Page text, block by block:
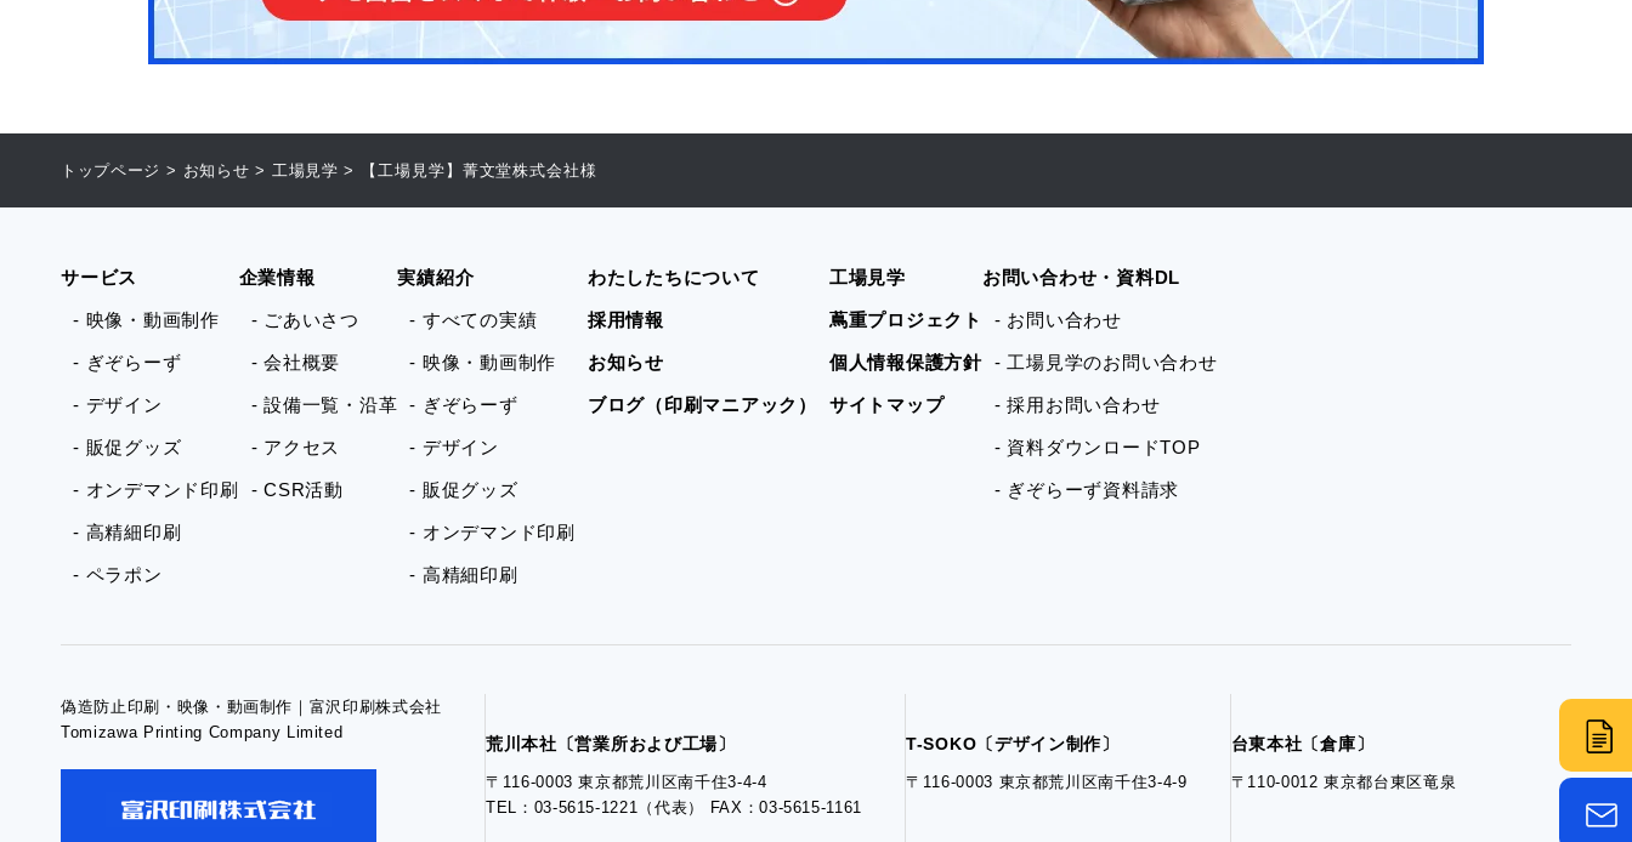
トップページ > お知らせ > 工場見学 > 【工場見学】菁文堂株式会社様
サービス
- 映像・動画制作
- ぎぞらーず
- デザイン
- 販促グッズ
- オンデマンド印刷
- 高精細印刷
- ペラポン
企業情報
- ごあいさつ
- 会社概要
- 設備一覧・沿革
- アクセス
- CSR活動
実績紹介
- すべての実績
- 映像・動画制作
- ぎぞらーず
- デザイン
- 販促グッズ
- オンデマンド印刷
- 高精細印刷
わたしたちについて
採用情報
お知らせ
ブログ（印刷マニアック）
工場見学
蔦重プロジェクト
個人情報保護方針
サイトマップ
お問い合わせ・資料DL
- お問い合わせ
- 工場見学のお問い合わせ
- 採用お問い合わせ
- 資料ダウンロードTOP
- ぎぞらーず資料請求
偽造防止印刷・映像・動画制作｜富沢印刷株式会社
Tomizawa Printing Company Limited
荒川本社〔営業所および工場〕
〒116-0003 東京都荒川区南千住3-4-4
TEL：03-5615-1221（代表） FAX：03-5615-1161
T-SOKO〔デザイン制作〕
〒116-0003 東京都荒川区南千住3-4-9
台東本社〔倉庫〕
〒110-0012 東京都台東区竜泉